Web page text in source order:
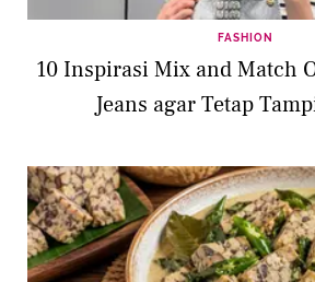
FASHION
10 Inspirasi Mix and Match
Jeans agar Tetap